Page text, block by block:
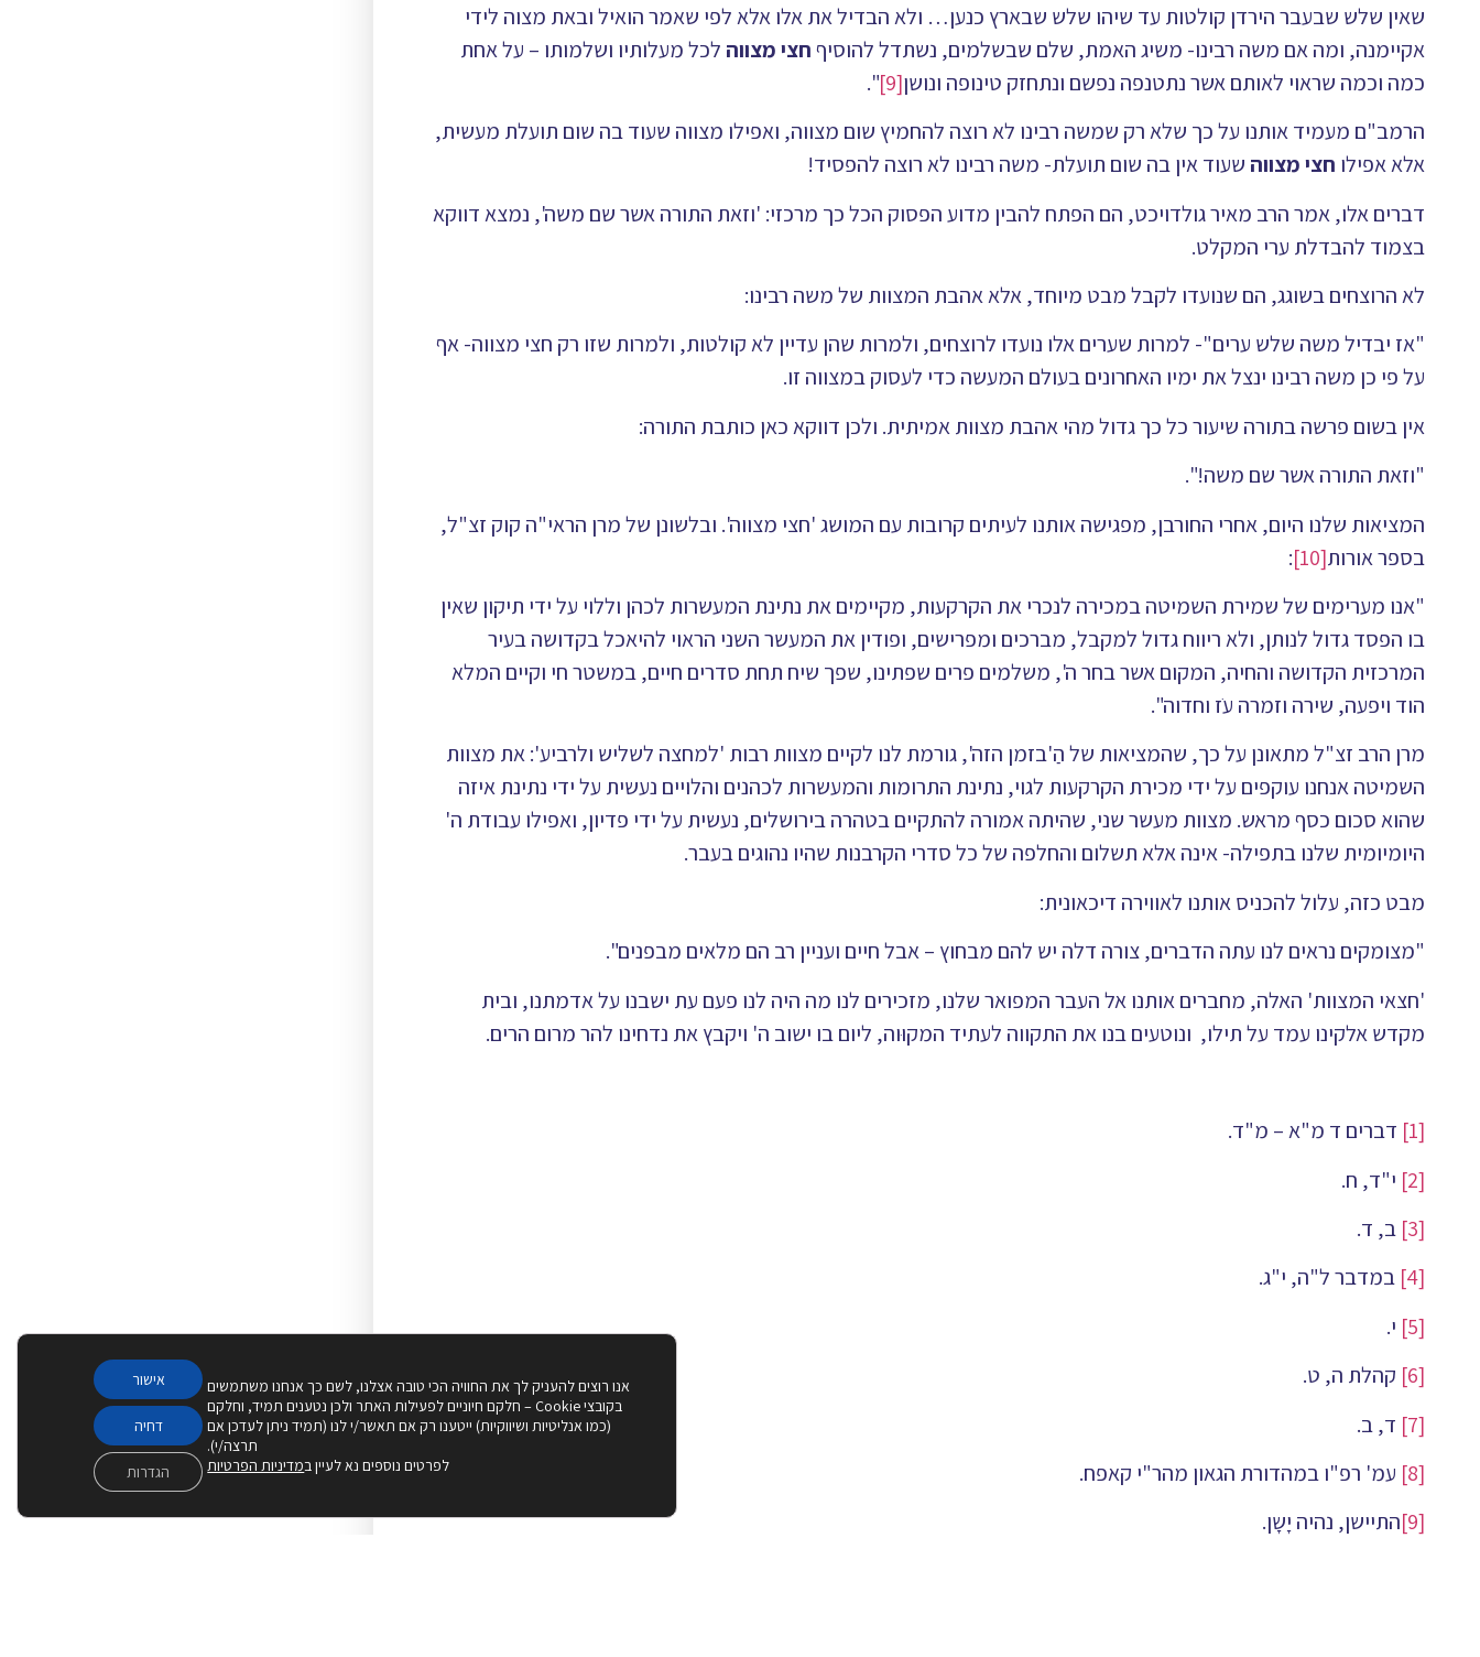
שאין שלש שבעבר הירדן קולטות עד שיהו שלש שבארץ כנען… ולא הבדיל את אלו אלא לפי שאמר הואיל ובאת מצוה לידי
אקיימנה, ומה אם משה רבינו- משיג האמת, שלם שבשלמים, נשתדל להוסיףחצי מצווה לכל מעלותיו ושלמותו – על אחת
כמה וכמה שראוי לאותם אשר נתטנפה נפשם ונתחזק טינופה ונושן[9]
".
הרמב"ם מעמיד אותנו על כך שלא רק שמשה רבינו לא רוצה להחמיץ שום מצווה, ואפילו מצווה שעוד בה שום תועלת מעשית,
אלא אפילו חצי מצווה שעוד אין בה שום תועלת- משה רבינו לא רוצה להפסיד!
דברים אלו, אמר הרב מאיר גולדויכט, הם הפתח להבין מדוע הפסוק הכל כך מרכזי: 'וזאת התורה אשר שם משה', נמצא דווקא
בצמוד להבדלת ערי המקלט.
לא הרוצחים בשוגג, הם שנועדו לקבל מבט מיוחד, אלא אהבת המצוות של משה רבינו:
"אז יבדיל משה שלש ערים"- למרות שערים אלו נועדו לרוצחים, ולמרות שהן עדיין לא קולטות, ולמרות שזו רק חצי מצווה- אף
על פי כן משה רבינו ינצל את ימיו האחרונים בעולם המעשה כדי לעסוק במצווה זו.
אין בשום פרשה בתורה שיעור כל כך גדול מהי אהבת מצוות אמיתית. ולכן דווקא כאן כותבת התורה:
"וזאת התורה אשר שם משה!".
המציאות שלנו היום, אחרי החורבן, מפגישה אותנו לעיתים קרובות עם המושג 'חצי מצווה'. ובלשונן של מרן הראי"ה קוק זצ"ל,
בספר אורות[10]
:
"אנו מערימים של שמירת השמיטה במכירה לנכרי את הקרקעות, מקיימים את נתינת המעשרות לכהן וללוי על ידי תיקון שאין
בו הפסד גדול לנותן, ולא ריווח גדול למקבל, מברכים ומפרישים, ופודין את המעשר השני הראוי להיאכל בקדושה בעיר
המרכזית הקדושה והחיה, המקום אשר בחר ה', משלמים פרים שפתינו, שפך שיח תחת סדרים חיים, במשטר חי וקיים המלא
הוד ויפעה, שירה וזמרה עֹז וחדוה".
מרן הרב זצ"ל מתאונן על כך, שהמציאות של הַ'בזמן הזה', גורמת לנו לקיים מצוות רבות 'למחצה לשליש ולרביע': את מצוות
השמיטה אנחנו עוקפים על ידי מכירת הקרקעות לגוי, נתינת התרומות והמעשרות לכהנים והלויים נעשית על ידי נתינת איזה
שהוא סכום כסף מראש. מצוות מעשר שני, שהיתה אמורה להתקיים בטהרה בירושלים, נעשית על ידי פדיון, ואפילו עבודת ה'
היומיומית שלנו בתפילה- אינה אלא תשלום והחלפה של כל סדרי הקרבנות שהיו נהוגים בעבר.
מבט כזה, עלול להכניס אותנו לאווירה דיכאונית:
"מצומקים נראים לנו עתה הדברים, צורה דלה יש להם מבחוץ – אבל חיים ועניין רב הם מלאים מבפנים".
'חצאי המצוות' האלה, מחברים אותנו אל העבר המפואר שלנו, מזכירים לנו מה היה לנו פעם עת ישבנו על אדמתנו, ובית
מקדש אלקינו עמד על תילו, ונוטעים בנו את התקווה לעתיד המקוּוה, ליום בו ישוב ה' ויקבץ את נדחינו להר מרום הרים.
[1]
דברים ד מ"א – מ"ד.
[2]
י"ד, ח.
[3]
ב, ד.
[4]
במדבר ל"ה, י"ג.
[5]
י.
[6]
קהלת ה, ט.
[7]
ד, ב.
[8]
עמ' רפ"ו במהדורת הגאון מהר"י קאפח.
[9]
התיישן, נהיה יָשָן.
אנו רוצים להעניק לך את החוויה הכי טובה אצלנו, לשם כך אנחנו משתמשים
בקובצי Cookie – חלקם חיוניים לפעילות האתר ולכן נטענים תמיד, וחלקם
(כמו אנליטיות ושיווקיות) ייטענו רק אם תאשר/י לנו (תמיד ניתן לעדכן אם
תרצה/י).
לפרטים נוספים נא לעיין במדיניות הפרטיות
אישור
דחיה
הגדרות